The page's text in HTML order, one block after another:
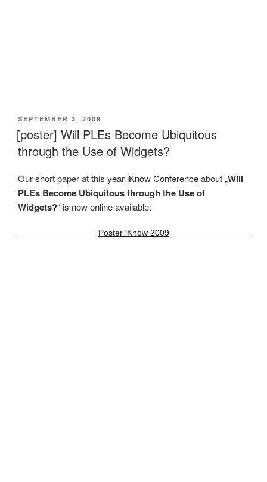
VERÖFFENTLICHT
AM
SEPTEMBER 3, 2009
[poster] Will PLEs Become Ubiquitous
through the Use of Widgets?
Our short paper at this yeariKnow Conferenceabout „Will
PLEs Become Ubiquitous through the Use of
Widgets?“ is now online available:
Poster iKnow 2009